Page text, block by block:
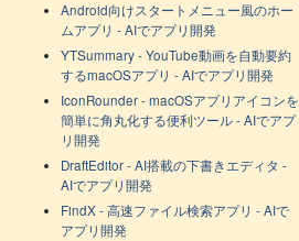
Android向けスタートメニュー風のホー
ムアプリ - AIでアプリ開発
YTSummary - YouTube動画を自動要約
するmacOSアプリ - AIでアプリ開発
IconRounder - macOSアプリアイコンを
簡単に角丸化する便利ツール - AIでアプ
リ開発
DraftEditor - AI搭載の下書きエディタ -
AIでアプリ開発
FindX - 高速ファイル検索アプリ - AIで
アプリ開発